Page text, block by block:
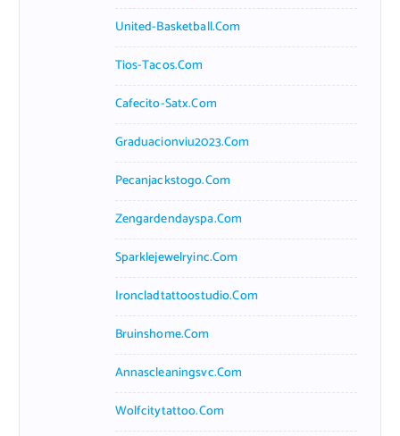
United-Basketball.com
Tios-Tacos.com
Cafecito-Satx.com
Graduacionviu2023.com
Pecanjackstogo.com
Zengardendayspa.com
Sparklejewelryinc.com
Ironcladtattoostudio.com
Bruinshome.com
Annascleaningsvc.com
Wolfcitytattoo.com